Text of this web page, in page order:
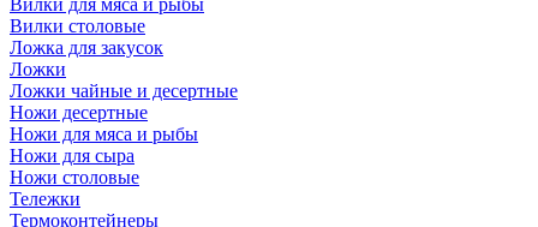
Вилки для мяса и рыбы
Вилки столовые
Ложка для закусок
Ложки
Ложки чайные и десертные
Ножи десертные
Ножи для мяса и рыбы
Ножи для сыра
Ножи столовые
Тележки
Термоконтейнеры